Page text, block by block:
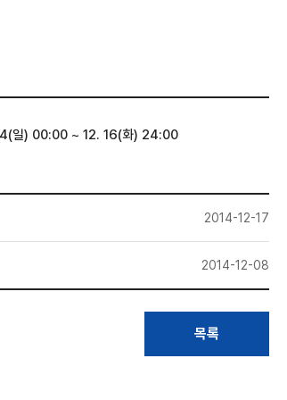
14(일) 00:00 ~ 12. 16(화) 24:00
2014-12-17
2014-12-08
목록